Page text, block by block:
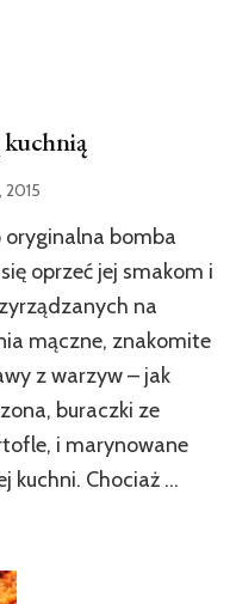
kuchnią
2015
oryginalna bomba
oprzeć jej smakom i
na
mączne, znakomite
z warzyw – jak
buraczki ze
i marynowane
kuchni. Chociaż …